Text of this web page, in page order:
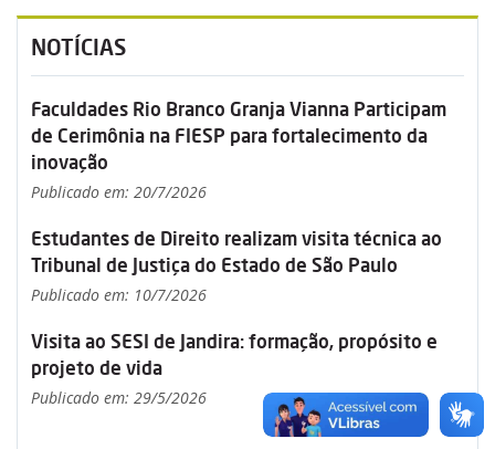
NOTÍCIAS
Faculdades Rio Branco Granja Vianna Participam
de Cerimônia na FIESP para fortalecimento da
inovação
Publicado em: 20/7/2026
Estudantes de Direito realizam visita técnica ao
Tribunal de Justiça do Estado de São Paulo
Publicado em: 10/7/2026
Visita ao SESI de Jandira: formação, propósito e
projeto de vida
Publicado em: 29/5/2026